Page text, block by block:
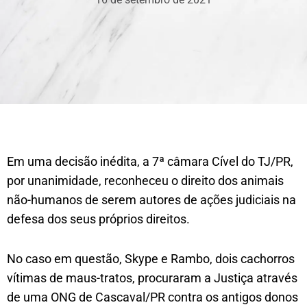
Em uma decisão inédita, a 7ª câmara Cível do TJ/PR,
por unanimidade, reconheceu o direito dos animais
não-humanos de serem autores de ações judiciais na
defesa dos seus próprios direitos.
No caso em questão, Skype e Rambo, dois cachorros
vítimas de maus-tratos, procuraram a Justiça através
de uma ONG de Cascaval/PR contra os antigos donos